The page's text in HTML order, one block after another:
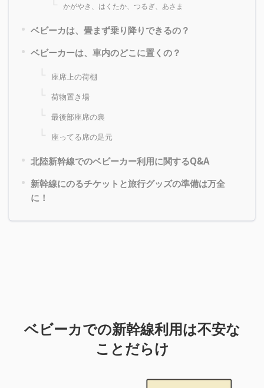
かがやき、はくたか、つるぎ、あさま
ベビーカは、畳まず乗り降りできるの？
ベビーカーは、車内のどこに置くの？
座席上の荷棚
荷物置き場
最後部座席の裏
座ってる席の足元
北陸新幹線でのベビーカー利用に関するQ&A
新幹線にのるチケットと旅行グッズの準備は万全
に！
ベビーカでの新幹線利用は不安な
ことだらけ